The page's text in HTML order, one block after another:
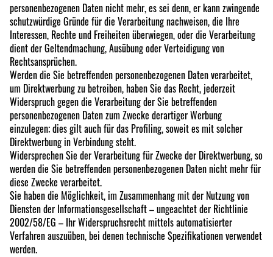
personenbezogenen Daten nicht mehr, es sei denn, er kann zwingende
schutzwürdige Gründe für die Verarbeitung nachweisen, die Ihre
Interessen, Rechte und Freiheiten überwiegen, oder die Verarbeitung
dient der Geltendmachung, Ausübung oder Verteidigung von
Rechtsansprüchen.
Werden die Sie betreffenden personenbezogenen Daten verarbeitet,
um Direktwerbung zu betreiben, haben Sie das Recht, jederzeit
Widerspruch gegen die Verarbeitung der Sie betreffenden
personenbezogenen Daten zum Zwecke derartiger Werbung
einzulegen; dies gilt auch für das Profiling, soweit es mit solcher
Direktwerbung in Verbindung steht.
Widersprechen Sie der Verarbeitung für Zwecke der Direktwerbung, so
werden die Sie betreffenden personenbezogenen Daten nicht mehr für
diese Zwecke verarbeitet.
Sie haben die Möglichkeit, im Zusammenhang mit der Nutzung von
Diensten der Informationsgesellschaft – ungeachtet der Richtlinie
2002/58/EG – Ihr Widerspruchsrecht mittels automatisierter
Verfahren auszuüben, bei denen technische Spezifikationen verwendet
werden.